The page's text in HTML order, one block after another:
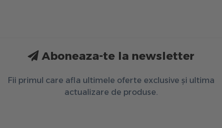
Aboneaza-te la newsletter
Fii primul care afla ultimele oferte exclusive și ultima
actualizare de produse.